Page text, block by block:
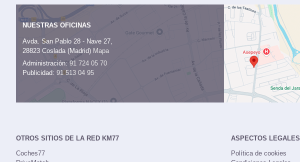
NUESTRAS OFICINAS
Avda. San Pablo 28 - Nave 27,
28823 Coslada (Madrid) Mapa
Administración:91 724 05 70
Publicidad: 91 513 04 95
OTROS SITIOS DE LA RED KM77
Coches77
ASPECTOS LEGALES
Política de cookies